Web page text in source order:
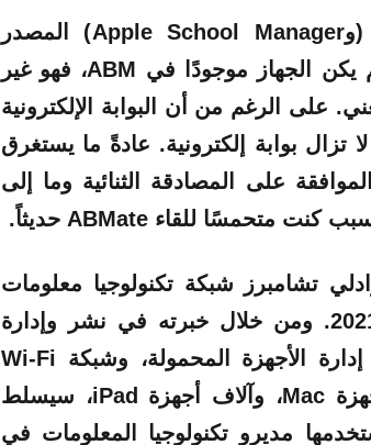
Manager (وApple School Manager) المصدر
الحقيقي لإدارة أجهزة Apple. إذا لم يكن الجهاز موجودًا في ABM، فهو غير
على الرغم من أن البوابة الإلكترونية
تزال بوابة إلكترونية. عادةً ما يستغرق
على المصادقة الثنائية وما إلى
كنت متحمسًا للقاءABMate حديثاً.
تشامبرز شبكة تكنولوجيا معلومات
مؤسسية من عام 2009 إلى عام 2021. ومن خلال خبرته في نشر وإدارة
جدران الحماية، والمحولات، ونظام إدارة الأجهزة المحمولة، وشبكة Wi-Fi
على مستوى المؤسسات، وآلاف أجهزة Mac، وآلاف أجهزة iPad، سيسلط
مديرو تكنولوجيا المعلومات في